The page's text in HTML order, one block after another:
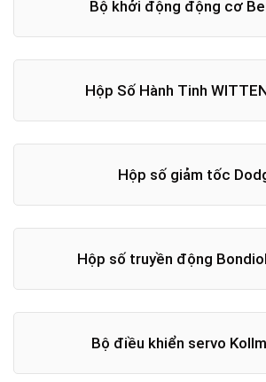
Bộ khởi động động cơ
Hộp Số Hành Tinh
Hộp số giảm tốc
Hộp số truyền động
Bộ điều khiển servo